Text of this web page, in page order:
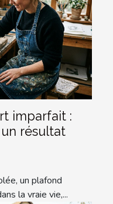
imparfait :
résultat
un plafond
la vraie vie,...